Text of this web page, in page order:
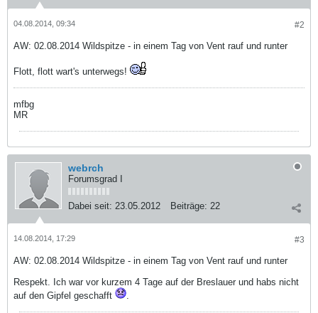
#2
04.08.2014, 09:34
AW: 02.08.2014 Wildspitze - in einem Tag von Vent rauf und runter
Flott, flott wart's unterwegs!
mfbg
MR
webrch
Forumsgrad I
Dabei seit: 23.05.2012 Beiträge: 22
#3
14.08.2014, 17:29
AW: 02.08.2014 Wildspitze - in einem Tag von Vent rauf und runter
Respekt. Ich war vor kurzem 4 Tage auf der Breslauer und habs nicht
auf den Gipfel geschafft
.